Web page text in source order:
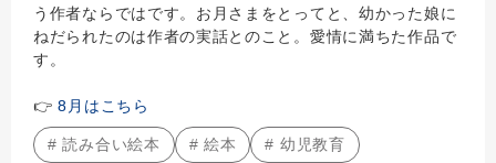
う作者ならではです。お月さまをとってと、幼かった娘に
ねだられたのは作者の実話とのこと。愛情に満ちた作品で
す。
👉8月はこちら
# 読み合い絵本 # 絵本 # 幼児教育